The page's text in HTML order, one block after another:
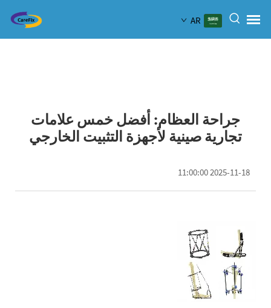
AR
جراحة العظام: أفضل خمس علامات
تجارية صينية لأجهزة التثبيت الخارجي
2025-11-18 11:00:00